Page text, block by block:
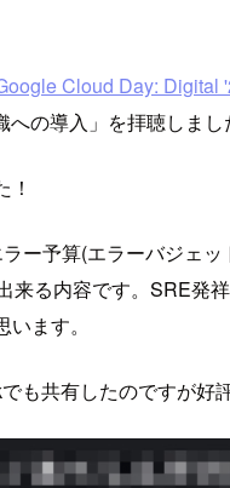
Cloud Day: Digital
の導入」を拝聴しまし
！
ー予算(エラーバジェ
る内容です。SRE
ます。
も共有したのですが好